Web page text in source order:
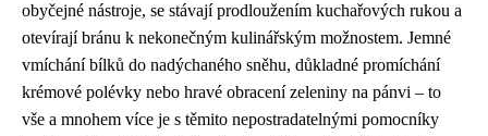
obyčejné nástroje, se stávají prodloužením kuchařových rukou a
otevírají bránu k nekonečným kulinářským možnostem. Jemné
vmíchání bílků do nadýchaného sněhu, důkladné promíchání
krémové polévky nebo hravé obracení zeleniny na pánvi – to
vše a mnohem více je s těmito nepostradatelnými pomocníky